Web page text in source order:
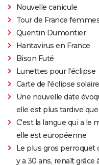
Nouvelle canicule
Tour de France
Quentin Dumontier
Hantavirus en France
Bison Futé
Lunettes pour l'éclipse
Carte de l'éclipse
Une nouvelle date
elle est plus tardive
C'est la langue qui a le
elle est européenne
Le plus gros perroquet
y a 30 ans, renaît grâce